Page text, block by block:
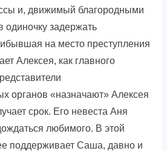
и, движимый благородными
одиночку задержать
на место преступления
Алексея, как главного
органов «назначают» Алексея
срок. Его невеста Аня
любимого. В этой
поддерживает Саша, давно и